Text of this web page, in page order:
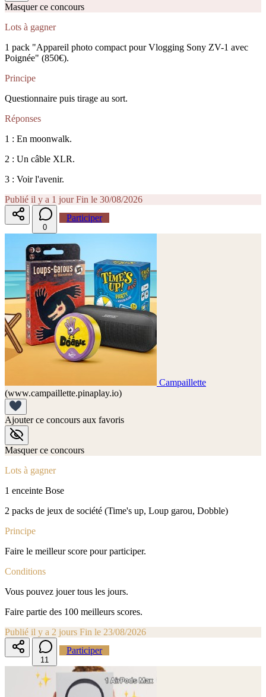
Masquer ce concours
Lots à gagner
1 pack "Appareil photo compact pour Vlogging Sony ZV-1 avec
Poignée" (850€).
Principe
Questionnaire puis tirage au sort.
Réponses
1 : En moonwalk.
2 : Un câble XLR.
3 : Voir l'avenir.
Publié il y a 1 jour Fin le 30/08/2026
0
Participer
Campaillette
(www.campaillette.pinaplay.io)
Ajouter ce concours aux favoris
Masquer ce concours
Lots à gagner
1 enceinte Bose
2 packs de jeux de société (Time's up, Loup garou, Dobble)
Principe
Faire le meilleur score pour participer.
Conditions
Vous pouvez jouer tous les jours.
Faire partie des 100 meilleurs scores.
Publié il y a 2 jours Fin le 23/08/2026
11
Participer